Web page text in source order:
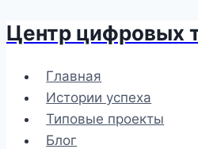
Перейти
содержимому
Центр цифровых
Главная
Истории успеха
Типовые проекты
Блог